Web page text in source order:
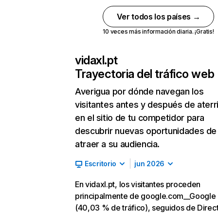
Ver todos los países →
10 veces más información diaria. ¡Gratis!
vidaxl.pt
Trayectoria del tráfico web
Averigua por dónde navegan los
visitantes antes y después de
en el sitio de tu competidor para
descubrir nuevas oportunidades de
atraer a su audiencia.
Escritorio jun 2026
En vidaxl.pt, los visitantes proceden
principalmente de google.com__Google
(40,03 % de tráfico), seguidos de